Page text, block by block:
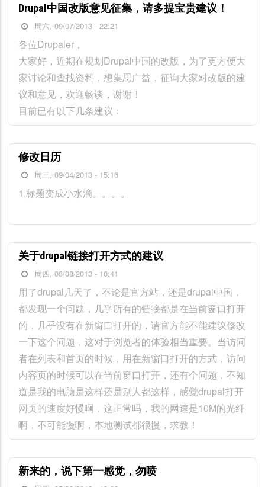
Drupal中国改版意见征集，请多提宝贵建议！
周六, 09/07/2013 - 22:21
各位Drupaler，
大家好，近期在规划Drupal中国的改版，为了更方便大
家讨论和查找资料，想集思广益，征询大家对改版的建
议和意见，欢迎畅谈，谢谢！
目前已有以下几条建议：
修改日历
周三, 09/04/2013 - 15:16
1.标题变成小水滴。。。。
关于drupal链接打开方式的建议
周四, 08/08/2013 - 10:41
用了drupal几天了，不论是官方站，还是drupal中国，
都发现一个问题，几乎所有的链接都是在当前窗口打开
的，几乎没有在新窗口打开的，请官方能不能建议修改
一下这个问题，这对于浏览者的体验相当重要。当访问
者在列表和首页的时候，用在新窗口打开的方式，访问
内容页的时候可以在当前窗口打开，还有个问题，不知
道是我的电脑是这样还是别人都这样，感觉drupal打开
网页的速度好慢啊，这正常吗，我的网速是10M的光纤
啊，不可能慢啊，本地测试都很慢，求教！
新来的，说下第一感觉，勿喷